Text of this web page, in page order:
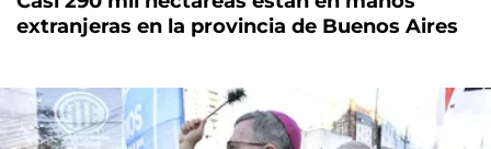
extranjeras en la provincia de Buenos Aires